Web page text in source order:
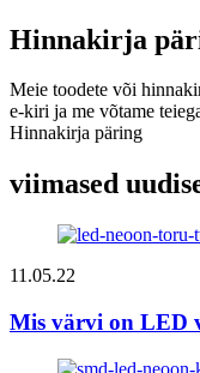
Hinnakirja
Meie toodete või
e-kiri ja me võtame
Hinnakirja päring
viimased
11.05.22
Mis värvi on LED